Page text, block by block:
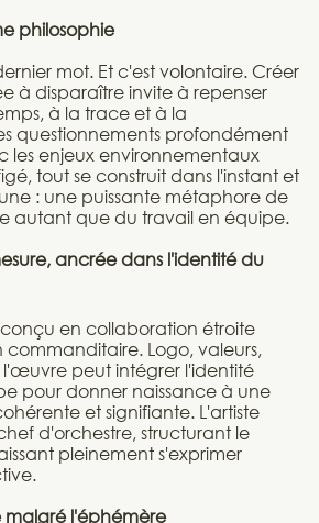
philosophie
mot. Et c'est volontaire. Créer
à disparaître invite à repenser
à la trace et à la
questionnements profondément
les enjeux environnementaux
tout se construit dans l'instant et
: une puissante métaphore de
autant que du travail en équipe.
ancrée dans l'identité du
en collaboration étroite
Logo, valeurs,
l'œuvre peut intégrer l'identité
pour donner naissance à une
et signifiante. L'artiste
d'orchestre, structurant le
pleinement s'exprimer
l'éphémère